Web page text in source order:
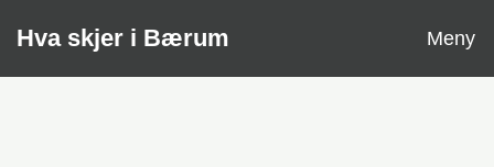
Hva skjer i Bærum Meny